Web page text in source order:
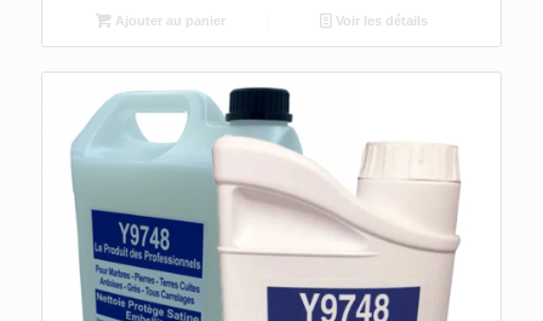
Ajouter au panier Voir les détails